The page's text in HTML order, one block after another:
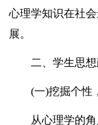
心理学知识在社
展。
二、学生思想
(一)挖掘个性
从心理学的角